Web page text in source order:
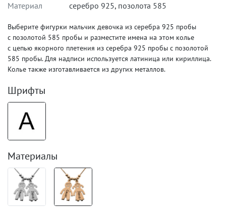
Материал
серебро 925, позолота 585
Выберите фигурки мальчик девочка из серебра 925 пробы
с позолотой 585 пробы и разместите имена на этом колье
с цепью якорного плетения из серебра 925 пробы с позолотой
585 пробы. Для надписи используется латиница или кириллица.
Колье также изготавливается из других металлов.
Шрифты
Материалы